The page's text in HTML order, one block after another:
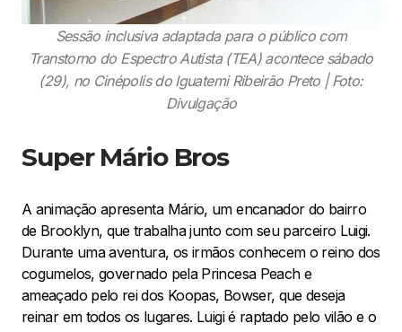
Sessão inclusiva adaptada para o público com
Transtorno do Espectro Autista (TEA) acontece sábado
(29), no Cinépolis do Iguatemi Ribeirão Preto | Foto:
Divulgação
Super Mário Bros
A animação apresenta Mário, um encanador do bairro
de Brooklyn, que trabalha junto com seu parceiro Luigi.
Durante uma aventura, os irmãos conhecem o reino dos
cogumelos, governado pela Princesa Peach e
ameaçado pelo rei dos Koopas, Bowser, que deseja
reinar em todos os lugares. Luigi é raptado pelo vilão e o